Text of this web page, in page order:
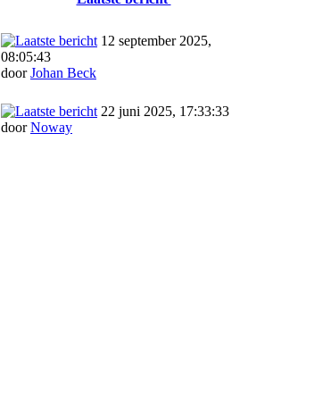
12 september 2025,
08:05:43
doorJohan Beck
22 juni 2025, 17:33:33
doorNoway